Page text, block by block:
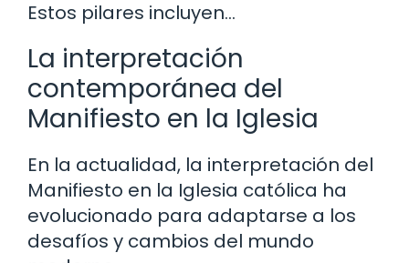
Estos pilares incluyen…
La interpretación
contemporánea del
Manifiesto en la Iglesia
En la actualidad, la interpretación del
Manifiesto en la Iglesia católica ha
evolucionado para adaptarse a los
desafíos y cambios del mundo